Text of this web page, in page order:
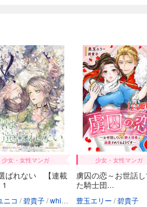
少女・女性マンガ
ばれない 【連載
ニコ 碧貴子 whimhalooo
少女・女性マンガ
虜囚の恋～お世話
た騎士団...
豊玉エリー 碧貴子